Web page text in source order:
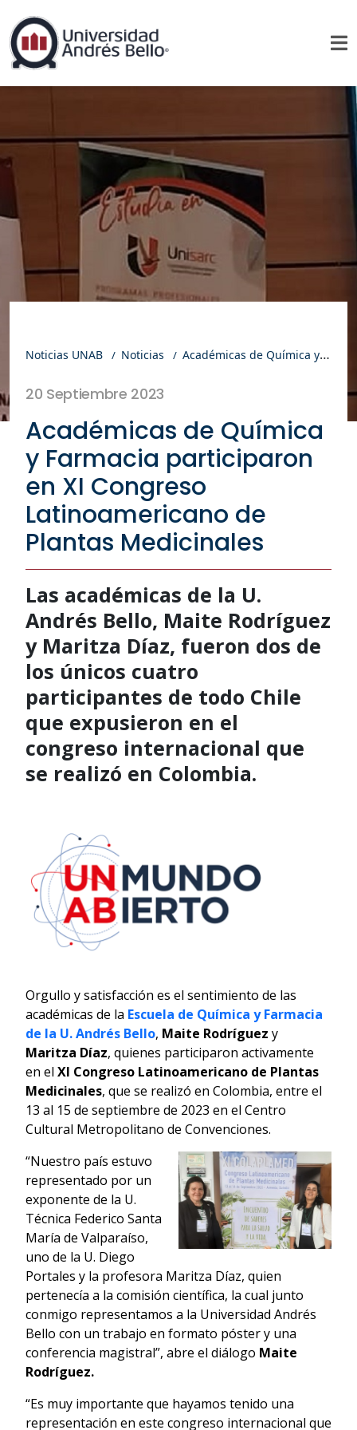
Noticias UNAB Noticias Académicas de Química y Farmacia participaron en XI Congreso Latinoamericano de Plantas Medicinales
20 Septiembre 2023
Académicas de Química
y Farmacia participaron
en XI Congreso
Latinoamericano de
Plantas Medicinales
Las académicas de la U.
Andrés Bello, Maite Rodríguez
y Maritza Díaz, fueron dos de
los únicos cuatro
participantes de todo Chile
que expusieron en el
congreso internacional que
se realizó en Colombia.
Orgullo y satisfacción es el sentimiento de las
académicas de la Escuela de Química y Farmacia
de la U. Andrés Bello, Maite Rodríguez y
Maritza Díaz, quienes participaron activamente
en el XI Congreso Latinoamericano de Plantas
Medicinales, que se realizó en Colombia, entre el
13 al 15 de septiembre de 2023 en el Centro
Cultural Metropolitano de Convenciones.
“Nuestro país estuvo
representado por un
exponente de la U.
Técnica Federico Santa
María de Valparaíso,
uno de la U. Diego
Portales y la profesora Maritza Díaz, quien
pertenecía a la comisión científica, la cual junto
conmigo representamos a la Universidad Andrés
Bello con un trabajo en formato póster y una
conferencia magistral”, abre el diálogo Maite
Rodríguez.
“Es muy importante que hayamos tenido una
representación en este congreso internacional que